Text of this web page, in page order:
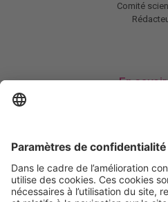
Comité
En
Abonnez-vous à